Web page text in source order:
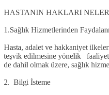
HASTANIN HAKLARI
1.Sağlık Hizmetlerinden
Hasta, adalet ve hakkaniyet
teşvik edilmesine yönelik
de dahil olmak üzere, sağlık
2. Bilgi İsteme